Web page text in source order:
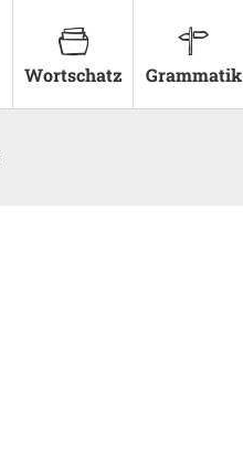
Wortschatz Grammatik